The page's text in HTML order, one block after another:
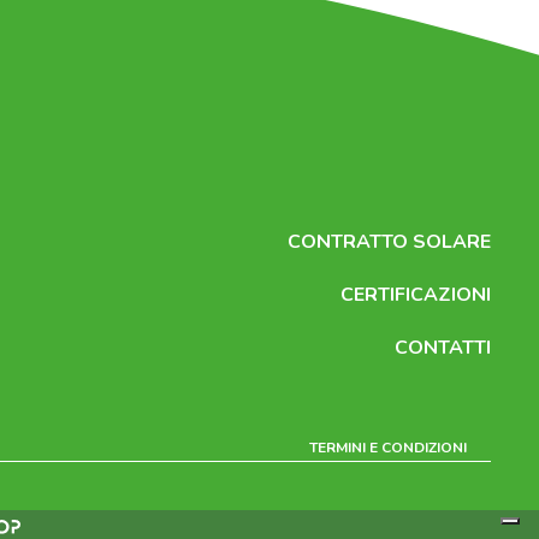
CONTRATTO SOLARE
CERTIFICAZIONI
CONTATTI
TERMINI E CONDIZIONI